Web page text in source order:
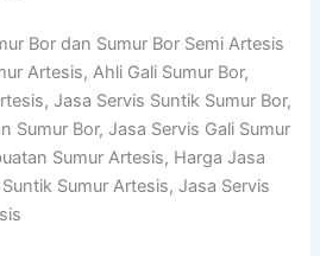
Bor dan Sumur Bor Semi Artesis
Artesis, Ahli Gali Sumur Bor,
Jasa Servis Suntik Sumur Bor,
Sumur Bor, Jasa Servis Gali Sumur
Sumur Artesis, Harga Jasa
Sumur Artesis, Jasa Servis